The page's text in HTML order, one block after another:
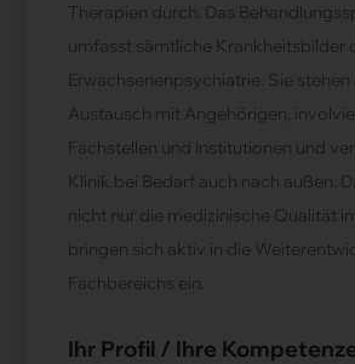
Therapien durch. Das
umfasst sämtliche Krankheitsbilder
Erwachsenenpsychiatrie. Sie stehen
Austausch mit Angehörigen,
Fachstellen und Institutionen und
Klinik bei Bedarf auch nach außen.
nicht nur die medizinische Qualität
bringen sich aktiv in die
Fachbereichs ein.
Ihr Profil / Ihre